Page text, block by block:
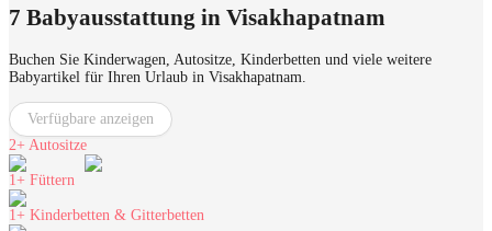
7 Babyausstattung in Visakhapatnam
Buchen Sie Kinderwagen, Autositze, Kinderbetten und viele weitere
Babyartikel für Ihren Urlaub in Visakhapatnam.
Verfügbare anzeigen
2+ Autositze
1+ Füttern
1+ Kinderbetten & Gitterbetten